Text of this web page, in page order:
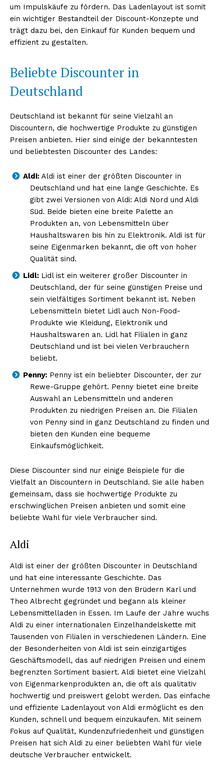
Erhalte unseren
kostenlosen Newsletter
um Impulskäufe zu fördern. Das Ladenlayout ist somit
ein wichtiger Bestandteil der Discount-Konzepte und
trägt dazu bei, den Einkauf für Kunden bequem und
effizient zu gestalten.
Beliebte Discounter in
Deutschland
Deutschland ist bekannt für seine Vielzahl an
Discountern, die hochwertige Produkte zu günstigen
Preisen anbieten. Hier sind einige der bekanntesten
und beliebtesten Discounter des Landes:
Aldi: Aldi ist einer der größten Discounter in
Deutschland und hat eine lange Geschichte. Es
gibt zwei Versionen von Aldi: Aldi Nord und Aldi
Süd. Beide bieten eine breite Palette an
Produkten an, von Lebensmitteln über
Haushaltswaren bis hin zu Elektronik. Aldi ist für
seine Eigenmarken bekannt, die oft von hoher
Qualität sind.
Lidl: Lidl ist ein weiterer großer Discounter in
Deutschland, der für seine günstigen Preise und
sein vielfältiges Sortiment bekannt ist. Neben
Lebensmitteln bietet Lidl auch Non-Food-
Produkte wie Kleidung, Elektronik und
Haushaltswaren an. Lidl hat Filialen in ganz
Deutschland und ist bei vielen Verbrauchern
beliebt.
Penny: Penny ist ein beliebter Discounter, der zur
Rewe-Gruppe gehört. Penny bietet eine breite
Auswahl an Lebensmitteln und anderen
Produkten zu niedrigen Preisen an. Die Filialen
von Penny sind in ganz Deutschland zu finden und
bieten den Kunden eine bequeme
Einkaufsmöglichkeit.
Diese Discounter sind nur einige Beispiele für die
Vielfalt an Discountern in Deutschland. Sie alle haben
gemeinsam, dass sie hochwertige Produkte zu
erschwinglichen Preisen anbieten und somit eine
beliebte Wahl für viele Verbraucher sind.
Aldi
Aldi ist einer der größten Discounter in Deutschland
und hat eine interessante Geschichte. Das
Unternehmen wurde 1913 von den Brüdern Karl und
Theo Albrecht gegründet und begann als kleiner
Lebensmittelladen in Essen. Im Laufe der Jahre wuchs
Aldi zu einer internationalen Einzelhandelskette mit
Tausenden von Filialen in verschiedenen Ländern. Eine
der Besonderheiten von Aldi ist sein einzigartiges
Geschäftsmodell, das auf niedrigen Preisen und einem
begrenzten Sortiment basiert. Aldi bietet eine Vielzahl
von Eigenmarkenprodukten an, die oft als qualitativ
hochwertig und preiswert gelobt werden. Das einfache
und effiziente Ladenlayout von Aldi ermöglicht es den
Kunden, schnell und bequem einzukaufen. Mit seinem
Fokus auf Qualität, Kundenzufriedenheit und günstigen
Preisen hat sich Aldi zu einer beliebten Wahl für viele
deutsche Verbraucher entwickelt.